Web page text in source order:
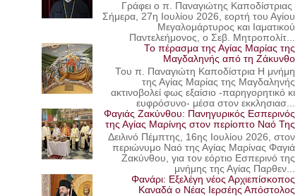
Γράφει ο π. Παναγιώτης Καποδίστριας
Σήμερα, 27η Ιουλίου 2026, εορτή του Αγίου
Μεγαλομάρτυρος και Ιαματικού
Παντελεήμονος, ο Σεβ. Μητροπολίτ...
Το πέρασμα της Αγίας Μαρίας της
Μαγδαληνής από τη Ζάκυνθο
Του π. Παναγιώτη Καποδίστρια Η μνήμη
της Αγίας Μαρίας της Μαγδαληνής
ακτινοβολεί φως εξαίσιο -παρηγορητικό κι
ευφρόσυνο- μέσα στον εκκλησιασ...
Φαγιάς Ζακύνθου: Πανηγυρικός Εσπερινός
της Αγίας Μαρίνης στον περίοπτο Ναό Της
Δειλινό Πέμπτης, 16ης Ιουλίου 2026, στον
περιώνυμο Ναό της Αγίας Μαρίνας Φαγιά
Ζακύνθου, για τον εόρτιο Εσπερινό της
μνήμης της Αγίας Παρθεν...
Φανάρι: Εξελέγη νέος Αρχιεπίσκοπος
Καναδά ο Νέας Ιερσέης Απόστολος